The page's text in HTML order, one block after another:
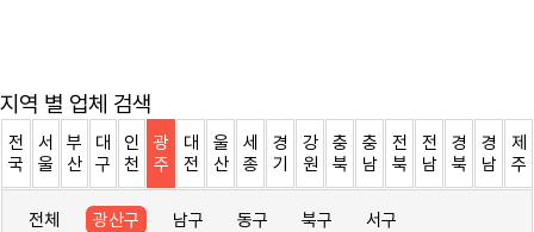
지역 별 업체 검색
전
국
서
울
부
산
대
구
인
천
광
주
대
전
울
산
세
종
경
기
강
원
충
북
충
남
전
북
전
남
경
북
경
남
제
주
전체 광산구 남구 동구 북구 서구